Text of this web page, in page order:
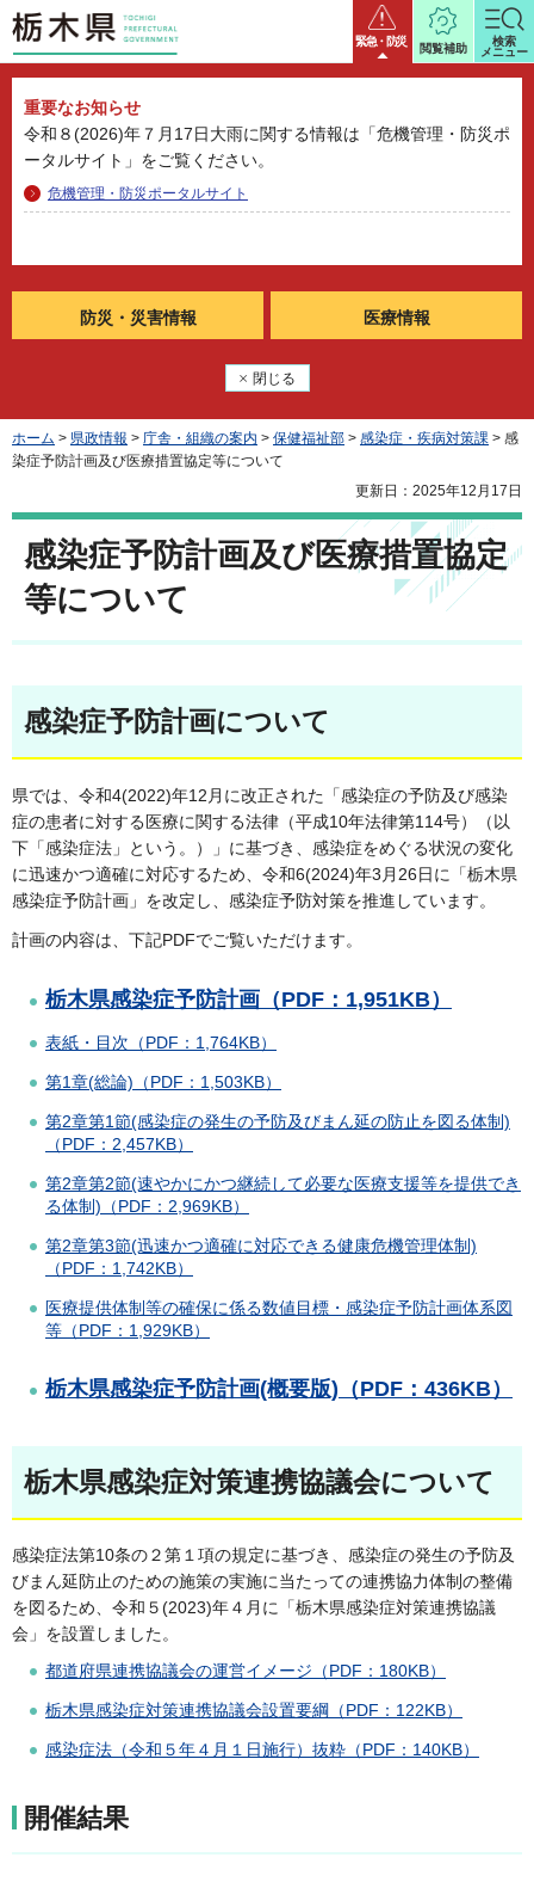
栃木県 緊急・防災
重要なお知らせ
令和８(2026)年７月17日大雨に関する情報は「危機管理・防災ポ
ータルサイト」をご覧ください。
危機管理・防災ポータルサイト
防災・ 災害情報 医療情報
閉じる
閲覧補助
検索
メニュー
ホーム > 県政情報 > 庁舎・組織の案内 > 保健福祉部 > 感染症・疾病対策課 > 感
染症予防計画及び医療措置協定等について
更新日：2025年12月17日
感染症予防計画及び医療措置協定
等について
感染症予防計画について
県では、令和4(2022)年12月に改正された「感染症の予防及び感染
症の患者に対する医療に関する法律（平成10年法律第114号）（以
下「感染症法」という。）」に基づき、感染症をめぐる状況の変化
に迅速かつ適確に対応するため、令和6(2024)年3月26日に「栃木県
感染症予防計画」を改定し、感染症予防対策を推進しています。
計画の内容は、下記PDFでご覧いただけます。
栃木県感染症予防計画（PDF：1,951KB）
表紙・目次（PDF：1,764KB）
第1章(総論)（PDF：1,503KB）
第2章第1節(感染症の発生の予防及びまん延の防止を図る体制)
（PDF：2,457KB）
第2章第2節(速やかにかつ継続して必要な医療支援等を提供でき
る体制)（PDF：2,969KB）
第2章第3節(迅速かつ適確に対応できる健康危機管理体制)
（PDF：1,742KB）
医療提供体制等の確保に係る数値目標・感染症予防計画体系図
等（PDF：1,929KB）
栃木県感染症予防計画(概要版)（PDF：436KB）
栃木県感染症対策連携協議会について
感染症法第10条の２第１項の規定に基づき、感染症の発生の予防及
びまん延防止のための施策の実施に当たっての連携協力体制の整備
を図るため、令和５(2023)年４月に「栃木県感染症対策連携協議
会」を設置しました。
都道府県連携協議会の運営イメージ（PDF：180KB）
栃木県感染症対策連携協議会設置要綱（PDF：122KB）
感染症法（令和５年４月１日施行）抜粋（PDF：140KB）
開催結果